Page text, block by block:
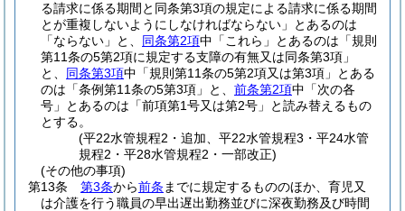
る請求に係る期間と同条第3項の規定による請求に係る期間
とが重複しないようにしなければならない」とあるのは
「ならない」と、 同条第2項中「これら」とあるのは「規則
第11条の5第2項に規定する支障の有無又は同条第3項」
と、 同条第3項中「規則第11条の5第2項又は第3項」とある
のは「条例第11条の5第3項」と、 前条第2項中「次の各
号」とあるのは「前項第1号又は第2号」と読み替えるもの
とする。
(平22水管規程2・追加、平22水管規程3・平24水管
規程2・平28水管規程2・一部改正)
(その他の事項)
第13条
第3条から前条 までに規定するもののほか、育児又
は介護を行う職員の早出遅出勤務並びに深夜勤務及び時間